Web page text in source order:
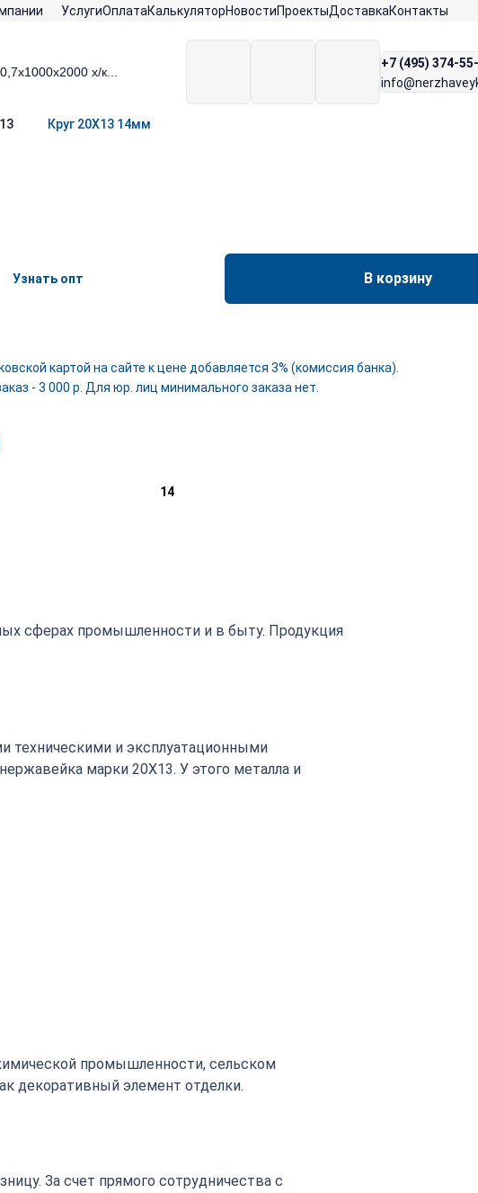
УслугиОплатаКалькуляторНовостиПроектыДоставкаКонтакты
+7 (495) 374-
Круг 20Х13 14мм
Узнать опт В корзину
картой на сайте к цене добавляется 3% (комиссия банка).
- 3 000 р. Для юр. лиц минимального заказа нет.
14
сферах промышленности и в быту. Продукция
техническими и эксплуатационными
марки 20Х13. У этого металла и
промышленности, сельском
декоративный элемент отделки.
За счет прямого сотрудничества с